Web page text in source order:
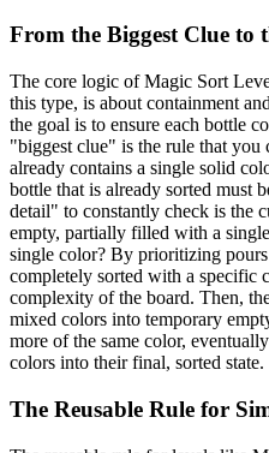
From the Biggest Clue to
The core logic of Magic Sort
this type, is about containment
the goal is to ensure each bottle
"biggest clue" is the rule that
already contains a single solid
bottle that is already sorted must
detail" to constantly check is the
empty, partially filled with a
single color? By prioritizing
completely sorted with a specific
complexity of the board. Then,
mixed colors into temporary
more of the same color,
colors into their final, sorted state.
The Reusable Rule for